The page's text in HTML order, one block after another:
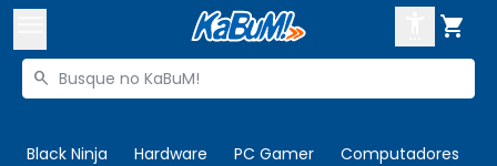

Buscar produtos

Black Ninja Hardware PC Gamer Computadores